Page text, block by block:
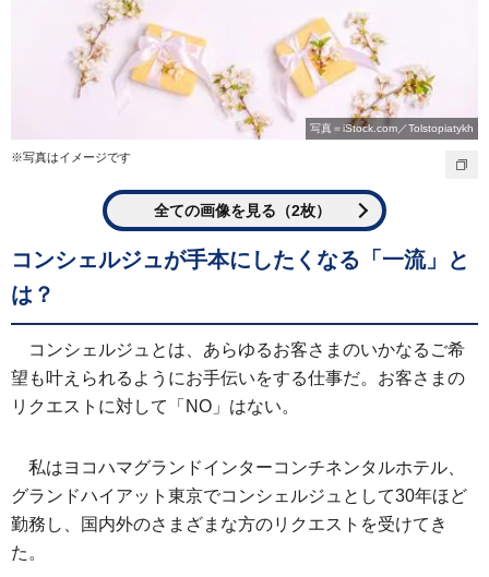
写真＝iStock.com／Tolstopiatykh
※写真はイメージです
全ての画像を見る（2枚）
コンシェルジュが手本にしたくなる「一流」と
は？
コンシェルジュとは、あらゆるお客さまのいかなるご希
望も叶えられるようにお手伝いをする仕事だ。お客さまの
リクエストに対して「NO」はない。
私はヨコハマグランドインターコンチネンタルホテル、
グランドハイアット東京でコンシェルジュとして30年ほど
勤務し、国内外のさまざまな方のリクエストを受けてき
た。